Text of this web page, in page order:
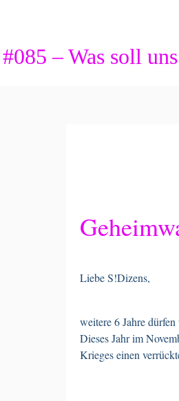
– Was soll
Liebe S!Dizens,
weitere 6 Jahre
Dieses Jahr im
Krieges einen